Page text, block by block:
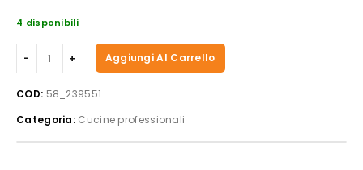
4 disponibili
Piano
caldo
ad
1000W,
Fine
Aggiungi Al Carrello
COD: 58_239551
Categoria: Cucine professionali